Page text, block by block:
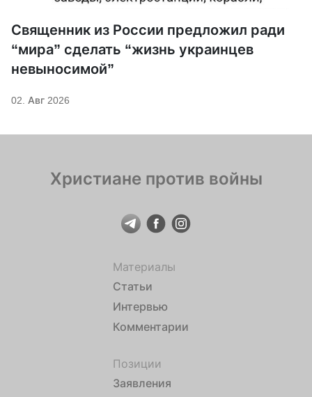
Священник из России предложил ради
“мира” сделать “жизнь украинцев
невыносимой”
02. Авг 2026
Христиане против войны
Материалы
Статьи
Интервью
Комментарии
Позиции
Заявления